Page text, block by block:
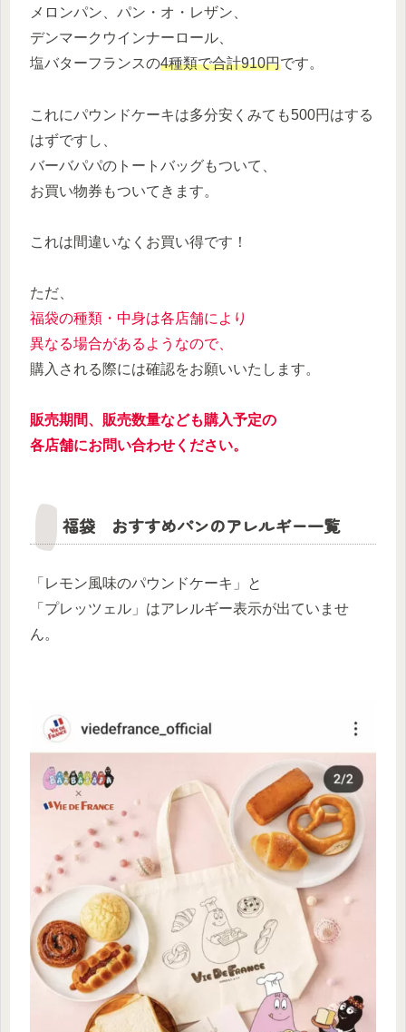
メロンパン、パン・オ・レザン、
デンマークウインナーロール、
塩バターフランスの4種類で合計910円です。
これにパウンドケーキは多分安くみても500円はする
はずですし、
バーバパパのトートバッグもついて、
お買い物券もついてきます。
これは間違いなくお買い得です！
ただ、
福袋の種類・中身は各店舗により
異なる場合があるようなので、
購入される際には確認をお願いいたします。
販売期間、販売数量なども購入予定の
各店舗にお問い合わせください。
福袋 おすすめパンのアレルギー一覧
「レモン風味のパウンドケーキ」と
「プレッツェル」はアレルギー表示が出ていませ
ん。